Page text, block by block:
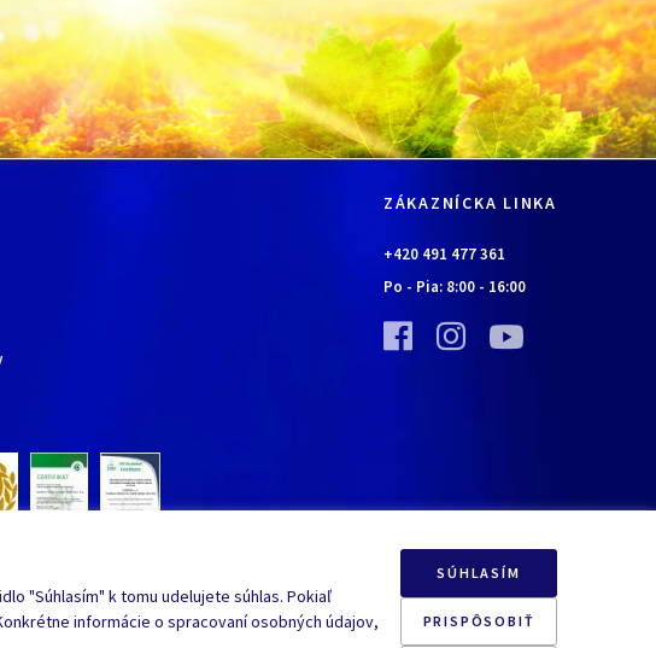
ZÁKAZNÍCKA LINKA
+420 491 477 361
Po - Pia: 8:00- 16:00
"Súhlasím" k tomu udelujete súhlas. Pokiaľ
informácie o spracovaní osobných údajov,
SÚHLASÍM
PRISPÔSOBIŤ